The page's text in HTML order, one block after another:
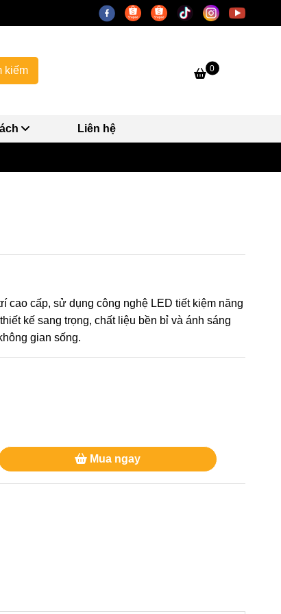
kiếm 0
Liên hệ
cao cấp, sử dụng công nghệ LED tiết kiệm năng
kế sang trọng, chất liệu bền bỉ và ánh sáng
gian sống.
Mua ngay